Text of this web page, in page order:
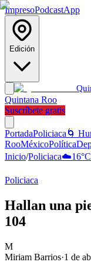
ImpresoPodcastApp
Edición
Quintana Roo
Suscríbete gratis
PortadaPoliciaca 🌀
RooMéxicoPolítica
Inicio/Policiaca☁️16°C
Policiaca
Hallan una
104
M
Miriam Barrios·1 de